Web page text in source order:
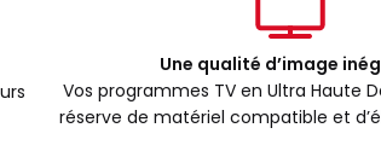
Une qualité d’image
Vos programmes TV en Ultra Haute
réserve de matériel compatible et